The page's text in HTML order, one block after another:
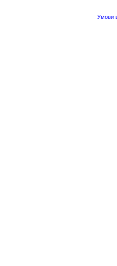
Умови